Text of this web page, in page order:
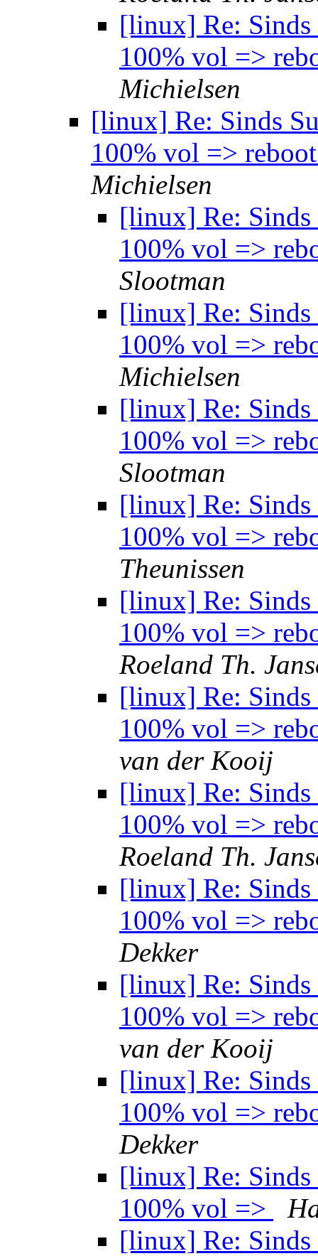
[linux] Re: Sinds
100% vol =>
Michielsen
[linux] Re: Sinds
100% vol =>
Michielsen
[linux] Re: Sinds
100% vol =>
Slootman
[linux] Re: Sinds
100% vol =>
Michielsen
[linux] Re: Sinds
100% vol =>
Slootman
[linux] Re: Sinds
100% vol =>
Theunissen
[linux] Re: Sinds
100% vol =>
Roeland Th.
[linux] Re: Sinds
100% vol =>
van der Kooij
[linux] Re: Sinds
100% vol =>
Roeland Th.
[linux] Re: Sinds
100% vol =>
Dekker
[linux] Re: Sinds
100% vol =>
van der Kooij
[linux] Re: Sinds
100% vol =>
Dekker
[linux] Re: Sinds
100% vol =>
[linux] Re: Sinds